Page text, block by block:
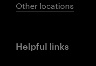
Other locations
Helpful links